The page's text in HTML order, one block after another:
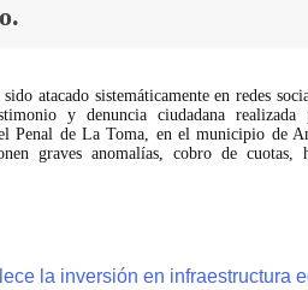
atacado sistemáticamente en redes
y denuncia ciudadana realizada
Penal de La Toma, en el municipio de
graves anomalías, cobro de cuotas,
la inversión en infraestructura